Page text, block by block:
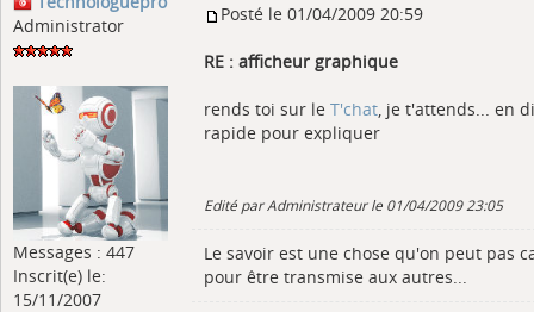
Administrator
Messages : 447
Inscrit(e) le:
15/11/2007
Posté le 01/04/2009 20:59
RE : afficheur graphique
rends toi sur le T'chat, je t'attends... en
rapide pour expliquer
Edité par Administrateur le 01/04/2009 23:05
Le savoir est une chose qu'on peut pas
pour être transmise aux autres...